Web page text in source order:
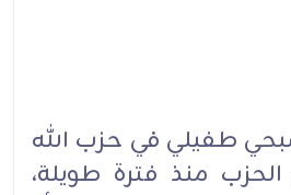
طفيلي في حزب الله
منذ فترة طويلة،